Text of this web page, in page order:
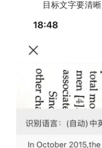
目标文字要清晰